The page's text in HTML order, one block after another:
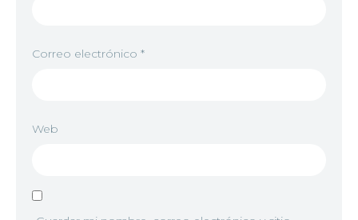
Correo electrónico *
Web